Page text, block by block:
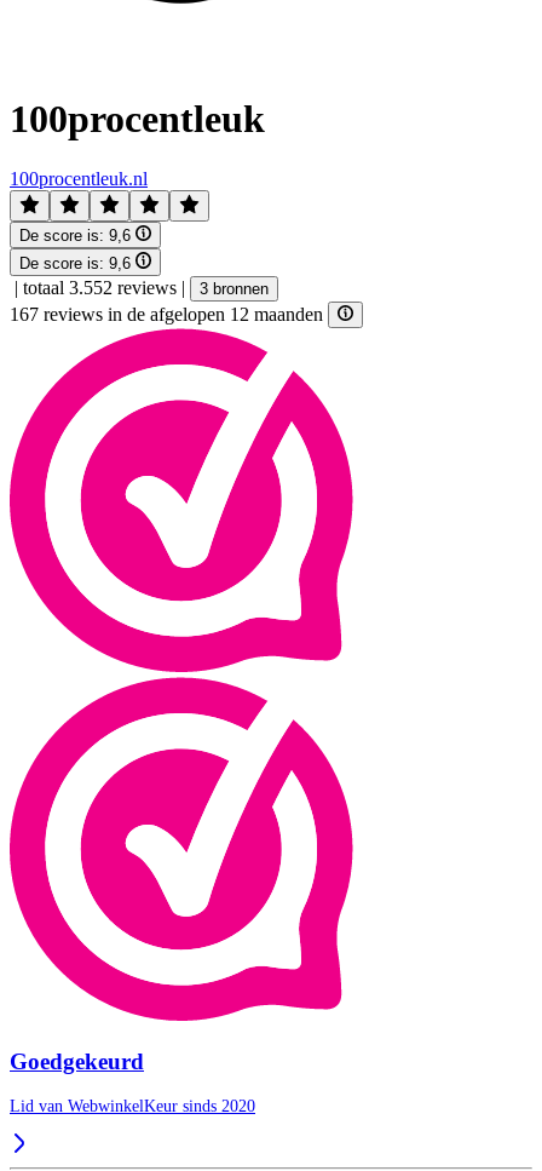
100procentleuk
100procentleuk.nl
De score is: 9,6
De score is: 9,6
| totaal 3.552 reviews | 3 bronnen
167 reviews in de afgelopen 12 maanden
Goedgekeurd
Lid van WebwinkelKeur sinds 2020